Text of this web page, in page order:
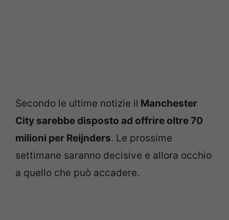
Secondo le ultime notizie il Manchester
City sarebbe disposto ad offrire oltre 70
milioni per Reijnders. Le prossime
settimane saranno decisive e allora occhio
a quello che può accadere.